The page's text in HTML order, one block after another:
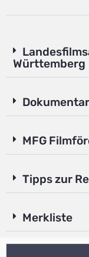
Württemberg
MFG
Tipps zur
Merkliste